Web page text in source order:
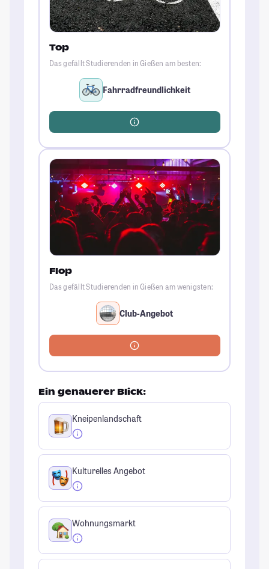
Top
Das gefällt Studierenden in Gießen am besten:
Fahrradfreundlichkeit
Flop
Das gefällt Studierenden in Gießen am wenigsten:
Club-Angebot
Ein genauerer Blick:
Kneipenlandschaft
Kulturelles Angebot
Wohnungsmarkt